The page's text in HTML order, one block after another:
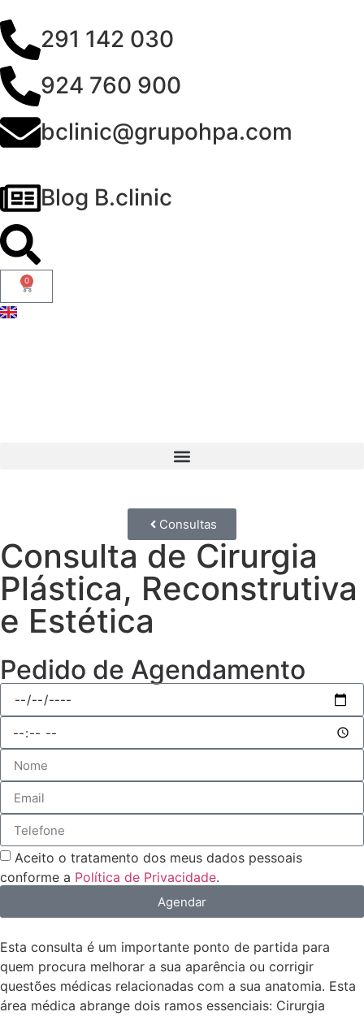
291 142 030
924 760 900
bclinic@grupohpa.com
Blog B.clinic
0
Consultas
Consulta de Cirurgia
Plástica, Reconstrutiva
e Estética
Pedido de Agendamento
Aceito o tratamento dos meus dados pessoais
conforme a Política de Privacidade.
Agendar
Esta consulta é um importante ponto de partida para
quem procura melhorar a sua aparência ou corrigir
questões médicas relacionadas com a sua anatomia. Esta
área médica abrange dois ramos essenciais: Cirurgia